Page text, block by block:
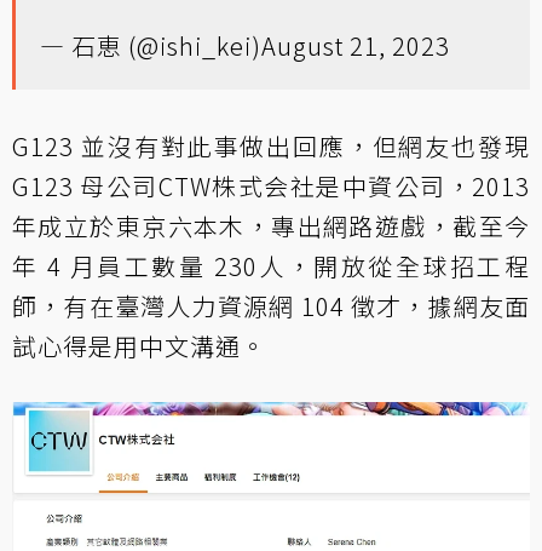
— 石恵 (@ishi_kei)August 21, 2023
G123 並沒有對此事做出回應，但網友也發現
G123 母公司CTW株式会社是中資公司 ，2013
年成立於東京六本木，專出網路遊戲，截至今
年 4 月員工數量 230人，開放從全球招工程
師，有在臺灣人力資源網 104 徵才，據網友面
試心得是用中文溝通。